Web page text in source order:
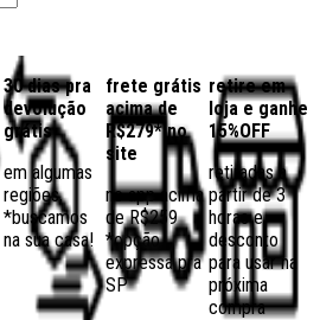
30 dias pra
devolução
grátis
em algumas
regiões,
*buscamos
na sua casa!
frete grátis
acima de
R$279* no
site
no app acima
de R$259
*opção
expressa pra
SP
retire em
loja e ganhe
15%OFF
retiradas a
partir de 3
horas e
desconto
para usar na
próxima
compra